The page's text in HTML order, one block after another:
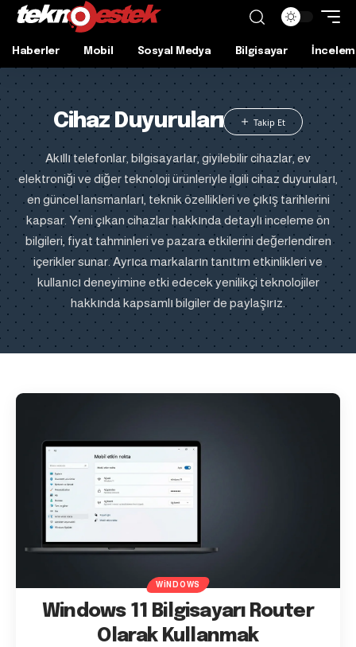
Haberler Mobil Sosyal Medya Bilgisayar
Cihaz Duyuruları
Akıllı telefonlar, bilgisayarlar, giyilebilir cihazlar, ev
elektroniği ve diğer teknoloji ürünleriyle ilgili cihaz duyuruları,
en güncel lansmanları, teknik özellikleri ve çıkış tarihlerini
kapsar. Yeni çıkan cihazlar hakkında detaylı inceleme ön
bilgileri, fiyat tahminleri ve pazara etkilerini değerlendiren
içerikler sunar. Ayrıca markaların tanıtım etkinlikleri ve
kullanıcı deneyimine etki edecek yenilikçi teknolojiler
hakkında kapsamlı bilgiler de paylaşırız.
WINDOWS
Windows 11 Bilgisayarı Router
Olarak Kullanmak